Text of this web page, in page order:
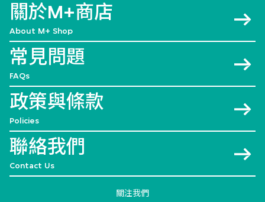
關於M+商店
About M+ Shop
常見問題
FAQs
政策與條款
Policies
聯絡我們
Contact Us
關注我們